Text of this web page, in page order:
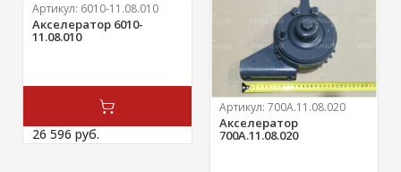
Артикул: 6010-11.08.010
Акселератор 6010-
11.08.010
26 596 руб.
Артикул: 700А.11.08.020
Акселератор
700А.11.08.020